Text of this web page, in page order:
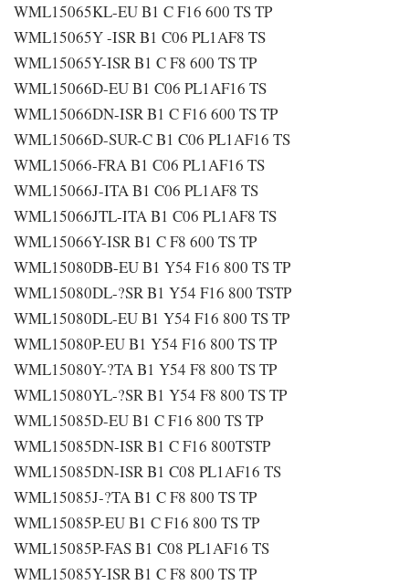
WML15065KL-EU B1 C F16 600 TS TP
WML15065Y -ISR B1 C06 PL1AF8 TS
WML15065Y-ISR B1 C F8 600 TS TP
WML15066D-EU B1 C06 PL1AF16 TS
WML15066DN-ISR B1 C F16 600 TS TP
WML15066D-SUR-C B1 C06 PL1AF16 TS
WML15066-FRA B1 C06 PL1AF16 TS
WML15066J-ITA B1 C06 PL1AF8 TS
WML15066JTL-ITA B1 C06 PL1AF8 TS
WML15066Y-ISR B1 C F8 600 TS TP
WML15080DB-EU B1 Y54 F16 800 TS TP
WML15080DL-?SR B1 Y54 F16 800 TSTP
WML15080DL-EU B1 Y54 F16 800 TS TP
WML15080P-EU B1 Y54 F16 800 TS TP
WML15080Y-?TA B1 Y54 F8 800 TS TP
WML15080YL-?SR B1 Y54 F8 800 TS TP
WML15085D-EU B1 C F16 800 TS TP
WML15085DN-ISR B1 C F16 800TSTP
WML15085DN-ISR B1 C08 PL1AF16 TS
WML15085J-?TA B1 C F8 800 TS TP
WML15085P-EU B1 C F16 800 TS TP
WML15085P-FAS B1 C08 PL1AF16 TS
WML15085Y-ISR B1 C F8 800 TS TP